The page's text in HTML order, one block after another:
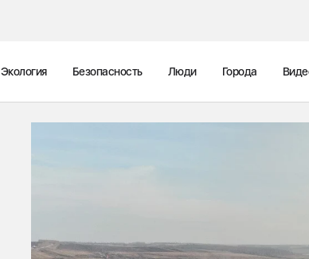
Экология Безопасность Люди Города